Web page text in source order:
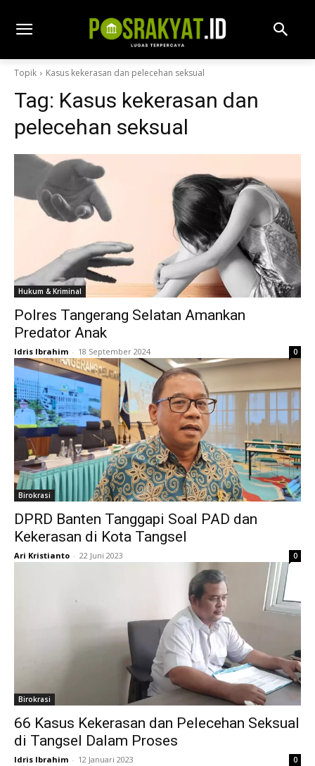
Topik Kasus kekerasan dan pelecehan seksual
Tag: Kasus kekerasan dan
pelecehan seksual
Hukum & Kriminal
Polres Tangerang Selatan Amankan
Predator Anak
Idris Ibrahim - 18 September 2024 0
Birokrasi
DPRD Banten Tanggapi Soal PAD dan
Kekerasan di Kota Tangsel
Ari Kristianto - 22 Juni 2023 0
Birokrasi
66 Kasus Kekerasan dan Pelecehan Seksual
di Tangsel Dalam Proses
Idris Ibrahim - 12 Januari 2023 0